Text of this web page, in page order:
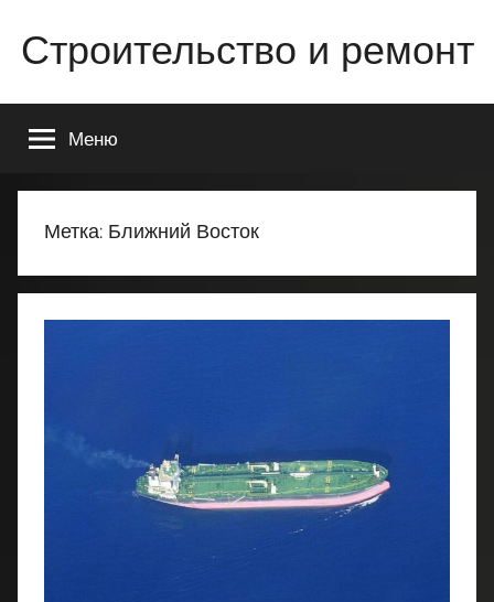
содержимому
Строительство и ремонт
строительстве
ремонте
Вашего
или
Меню
Метка: Ближний Восток